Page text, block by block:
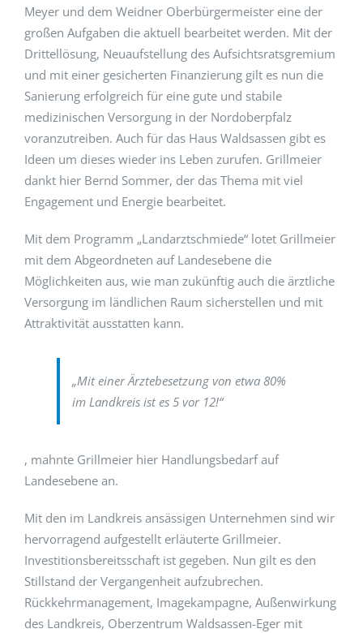
Meyer und dem Weidner Oberbürgermeister eine der
großen Aufgaben die aktuell bearbeitet werden. Mit der
Drittellösung, Neuaufstellung des Aufsichtsratsgremium
und mit einer gesicherten Finanzierung gilt es nun die
Sanierung erfolgreich für eine gute und stabile
medizinischen Versorgung in der Nordoberpfalz
voranzutreiben. Auch für das Haus Waldsassen gibt es
Ideen um dieses wieder ins Leben zurufen. Grillmeier
dankt hier Bernd Sommer, der das Thema mit viel
Engagement und Energie bearbeitet.
Mit dem Programm „Landarztschmiede“ lotet Grillmeier
mit dem Abgeordneten auf Landesebene die
Möglichkeiten aus, wie man zukünftig auch die ärztliche
Versorgung im ländlichen Raum sicherstellen und mit
Attraktivität ausstatten kann.
„Mit einer Ärztebesetzung von etwa 80%
im Landkreis ist es 5 vor 12!“
, mahnte Grillmeier hier Handlungsbedarf auf
Landesebene an.
Mit den im Landkreis ansässigen Unternehmen sind wir
hervorragend aufgestellt erläuterte Grillmeier.
Investitionsbereitsschaft ist gegeben. Nun gilt es den
Stillstand der Vergangenheit aufzubrechen.
Rückkehrmanagement, Imagekampagne, Außenwirkung
des Landkreis, Oberzentrum Waldsassen-Eger mit